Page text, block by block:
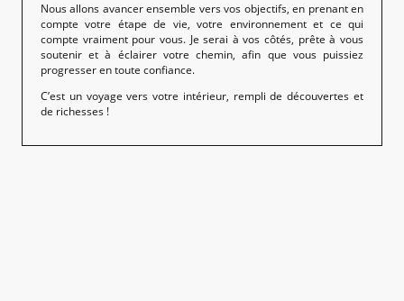
Nous allons avancer ensemble vers vos objectifs, en prenant en
compte votre étape de vie, votre environnement et ce qui
compte vraiment pour vous. Je serai à vos côtés, prête à vous
soutenir et à éclairer votre chemin, afin que vous puissiez
progresser en toute confiance.
C’est un voyage vers votre intérieur, rempli de découvertes et
de richesses !